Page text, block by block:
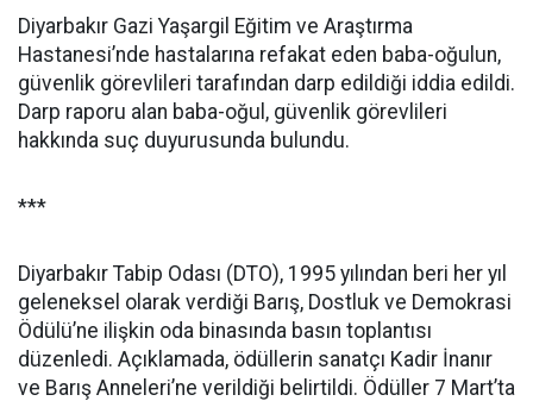
Diyarbakır Gazi Yaşargil Eğitim ve Araştırma
Hastanesi’nde hastalarına refakat eden baba-oğulun,
güvenlik görevlileri tarafından darp edildiği iddia edildi.
Darp raporu alan baba-oğul, güvenlik görevlileri
hakkında suç duyurusunda bulundu.
***
Diyarbakır Tabip Odası (DTO), 1995 yılından beri her yıl
geleneksel olarak verdiği Barış, Dostluk ve Demokrasi
Ödülü’ne ilişkin oda binasında basın toplantısı
düzenledi. Açıklamada, ödüllerin sanatçı Kadir İnanır
ve Barış Anneleri’ne verildiği belirtildi. Ödüller 7 Mart’ta